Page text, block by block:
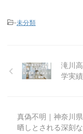
-未分類
滝川
学実
真偽不明｜神奈川
晒しとされる深刻